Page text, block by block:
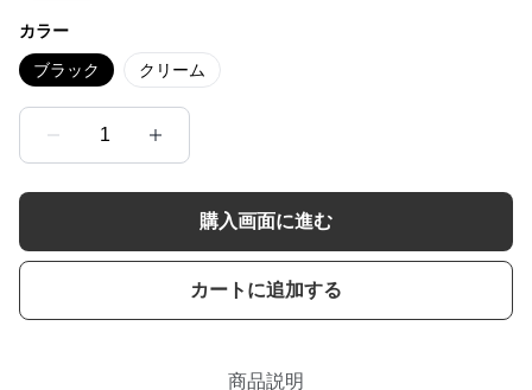
カラー
ブラック クリーム
1
購入画面に進む
カートに追加する
商品説明